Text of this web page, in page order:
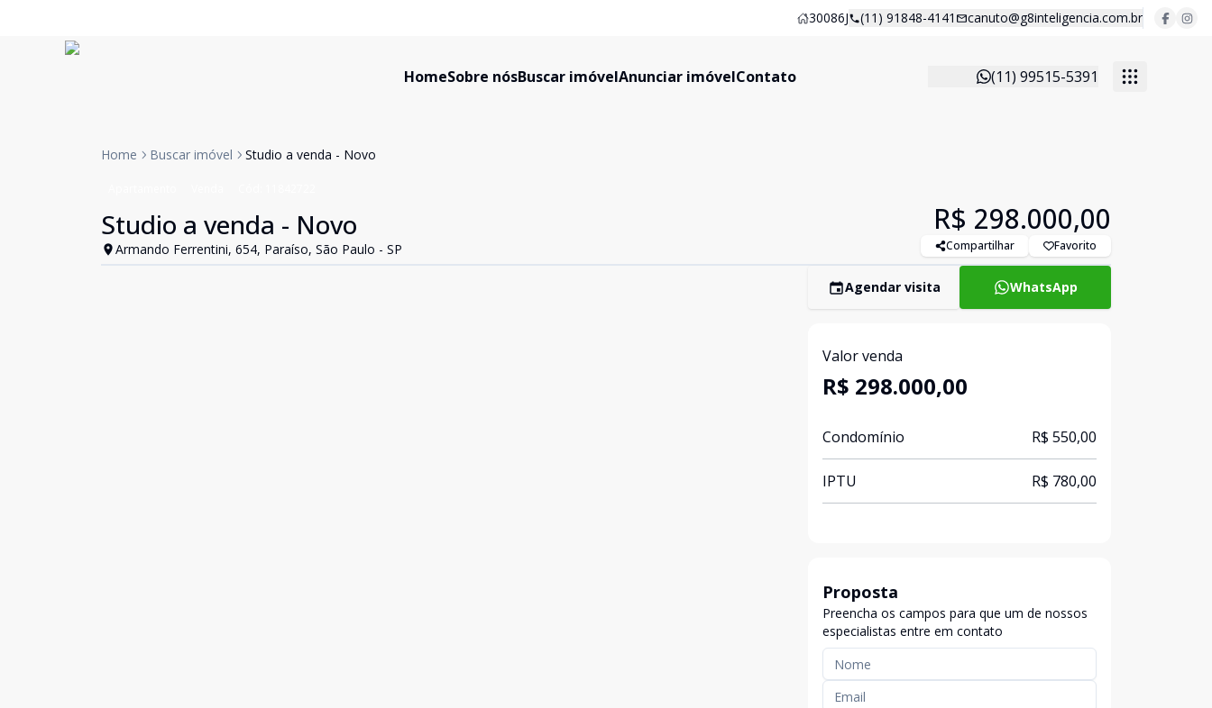
30086J (11) 91848-4141 canuto@g8inteligencia.com.br
HomeSobre nósBuscar imóvelAnunciar imóvelContato (11) 99515-5391
Home Buscar imóvel Studio a venda - Novo
Studio a venda - Novo
Armando Ferrentini, 654, Paraíso, São Paulo - SP
R$ 298.000,00
Compartilhar Favorito
Agendar visita WhatsApp
Valor venda
R$ 298.000,00
Condomínio R$ 550,00
IPTU R$ 780,00
Proposta
Preencha os campos para que um de nossos
especialistas entre em contato